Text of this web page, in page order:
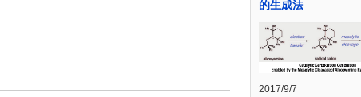
的生成法
2017/9/7